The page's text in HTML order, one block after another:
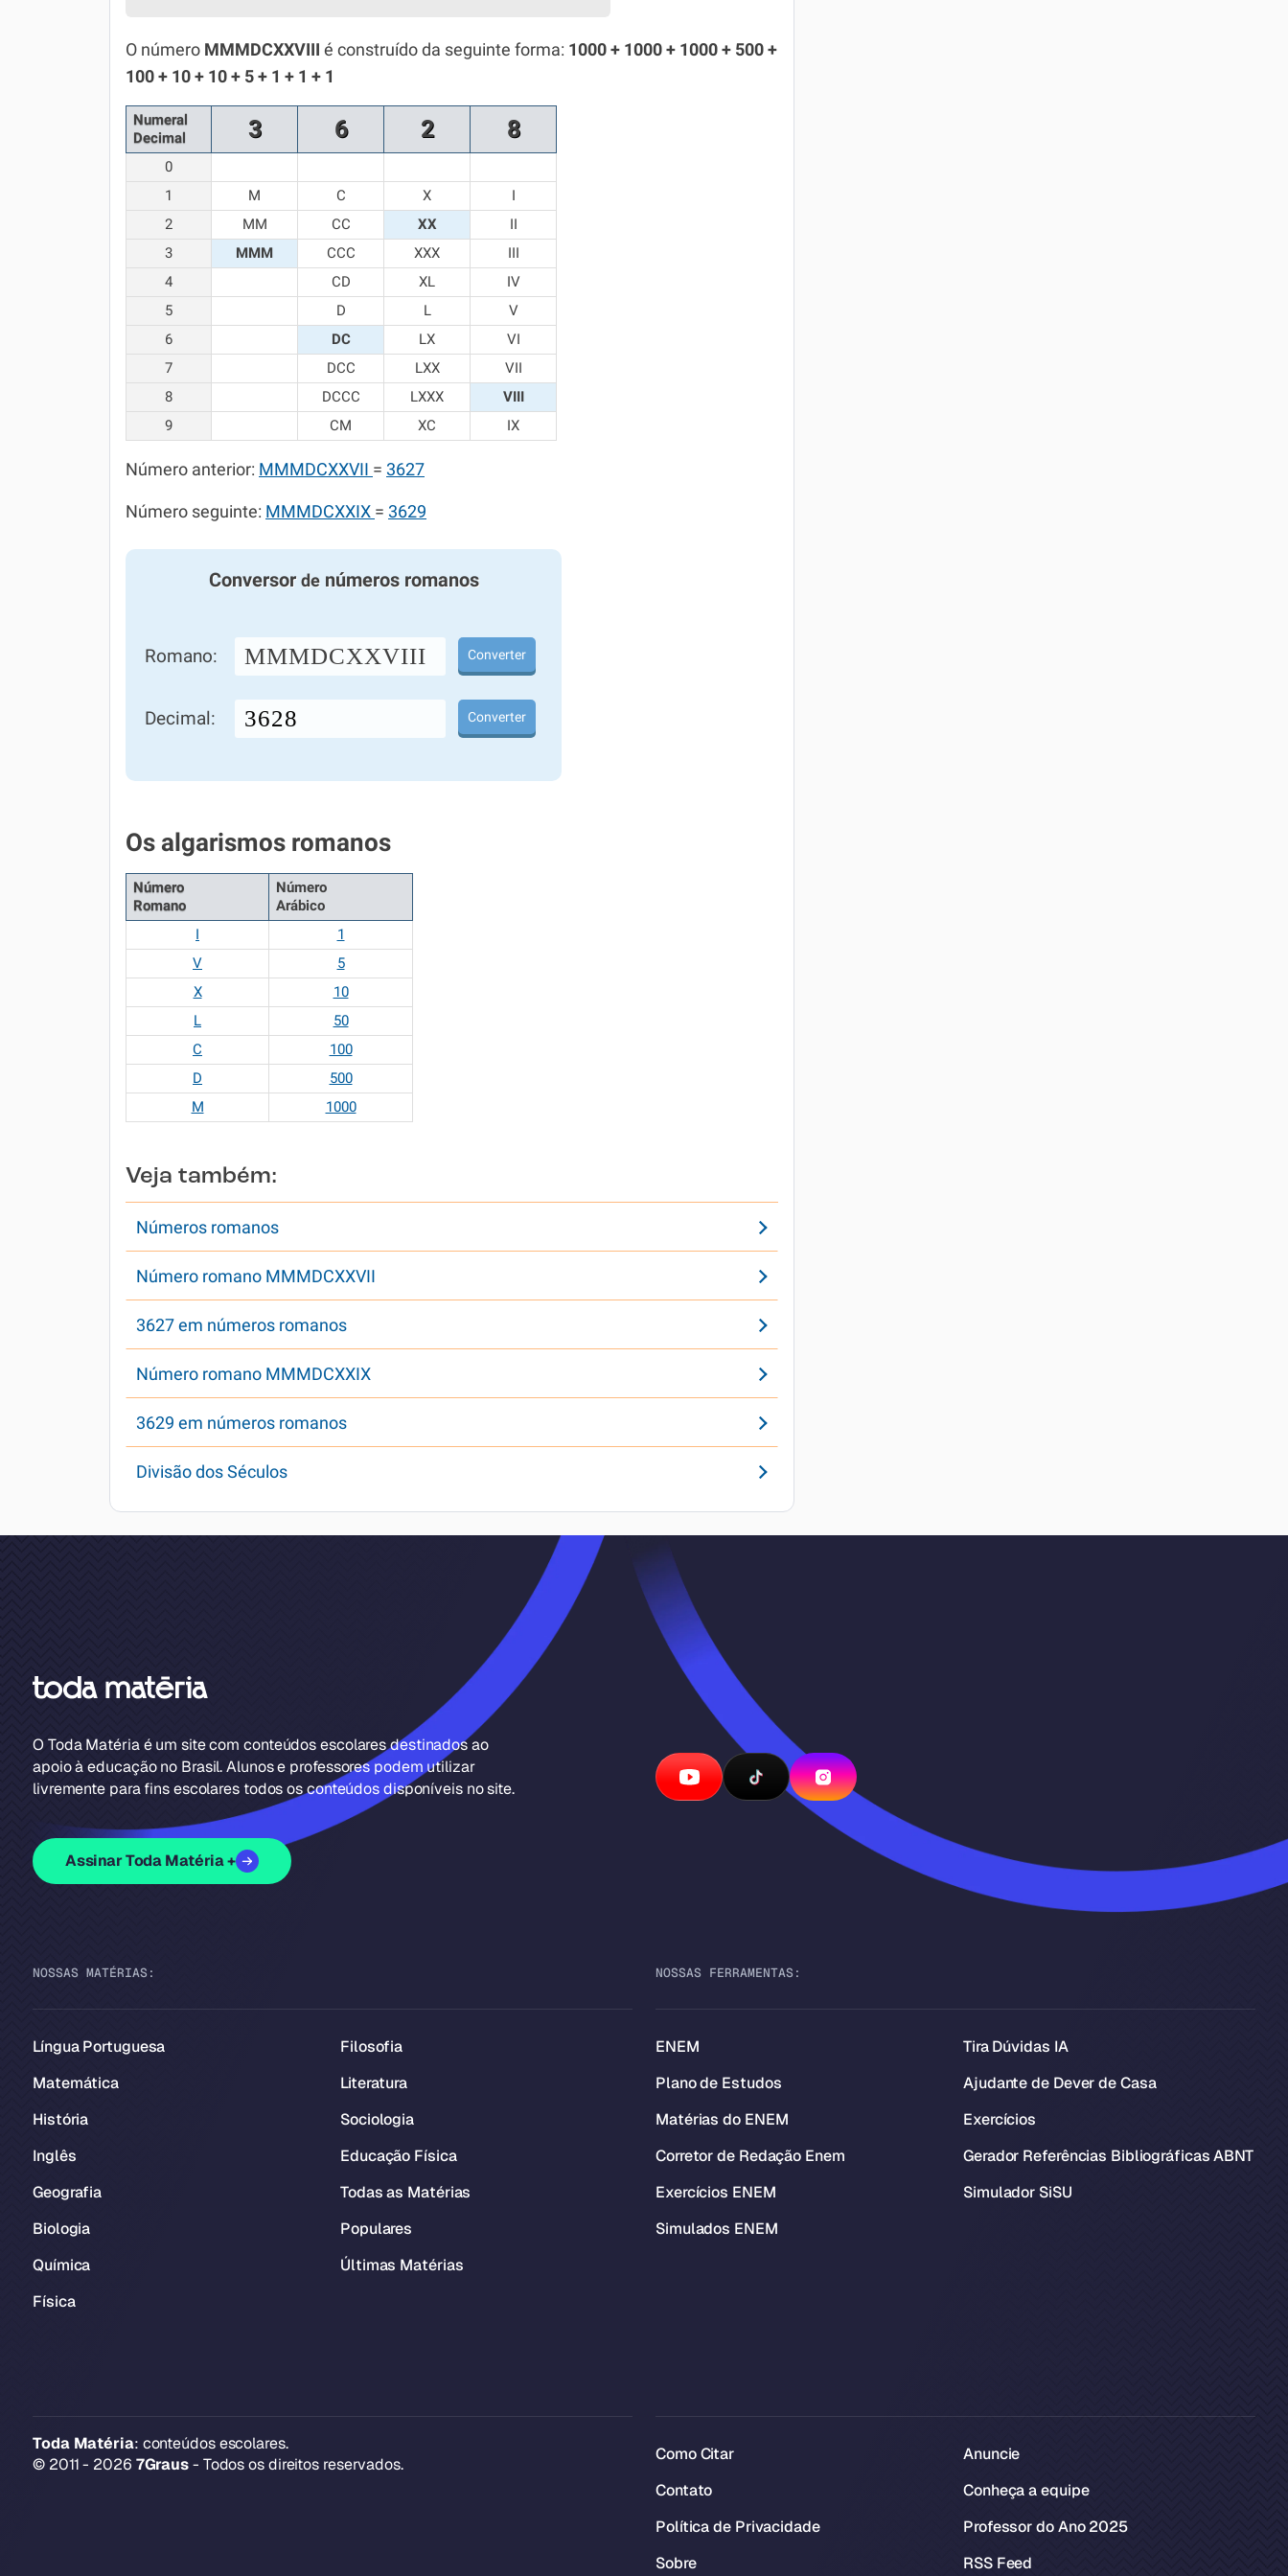
Química
Todos os Exercícios
O número MMMDCXXVIII é construído da seguinte forma: 1000 + 1000 + 1000 + 500 +
100 + 10 + 10 + 5 + 1 + 1 + 1
Numeral
Decimal
3 6 2 8
0
1
M C X
I
2
MM CC XX
II
3
MMM CCC XXX
III
4
CD XL
IV
5
D L
V
6
DC LX
VI
7
DCC LXX
VII
8
DCCC LXXX
VIII
9
CM XC IX
Número anterior: MMMDCXXVII = 3627
Número seguinte: MMMDCXXIX = 3629
Conversor denúmeros romanos
Romano: MMMDCXXVIII Converter
Decimal: Converter
Os algarismos romanos
Número
Romano
Número
Arábico
I
1
V
5
X
10
L
50
C
100
D
500
M
1000
Veja também:
Números romanos
Número romano MMMDCXXVII
3627 em números romanos
Número romano MMMDCXXIX
3629 em números romanos
Divisão dos Séculos
O Toda Matéria é um site com conteúdos escolares destinados ao
apoio à educação no Brasil. Alunos e professores podem utilizar
livremente para fins escolares todos os conteúdos disponíveis no site.
Assinar Toda Matéria +
NOSSAS MATÉRIAS:
Língua Portuguesa
Matemática
História
Inglês
Geografia
Biologia
Química
Física
Filosofia
Literatura
Sociologia
Educação Física
Todas as Matérias
Populares
Últimas Matérias
NOSSAS FERRAMENTAS:
ENEM
Plano de Estudos
Matérias do ENEM
Corretor de Redação Enem
Exercícios ENEM
Simulados ENEM
Tira Dúvidas IA
Ajudante de Dever de Casa
Exercícios
Gerador Referências Bibliográficas ABNT
Simulador SiSU
Toda Matéria: conteúdos escolares.
© 2011 - 2026 7Graus- Todos os direitos reservados.
Como Citar
Contato
Política de Privacidade
Sobre
Anuncie
Conheça a equipe
Professor do Ano 2025
RSS Feed